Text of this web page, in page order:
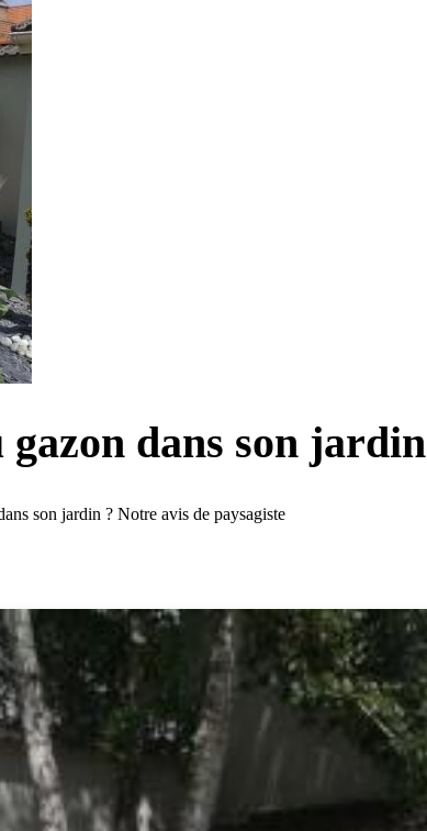
dans son
son jardin ? Notre avis de paysagiste